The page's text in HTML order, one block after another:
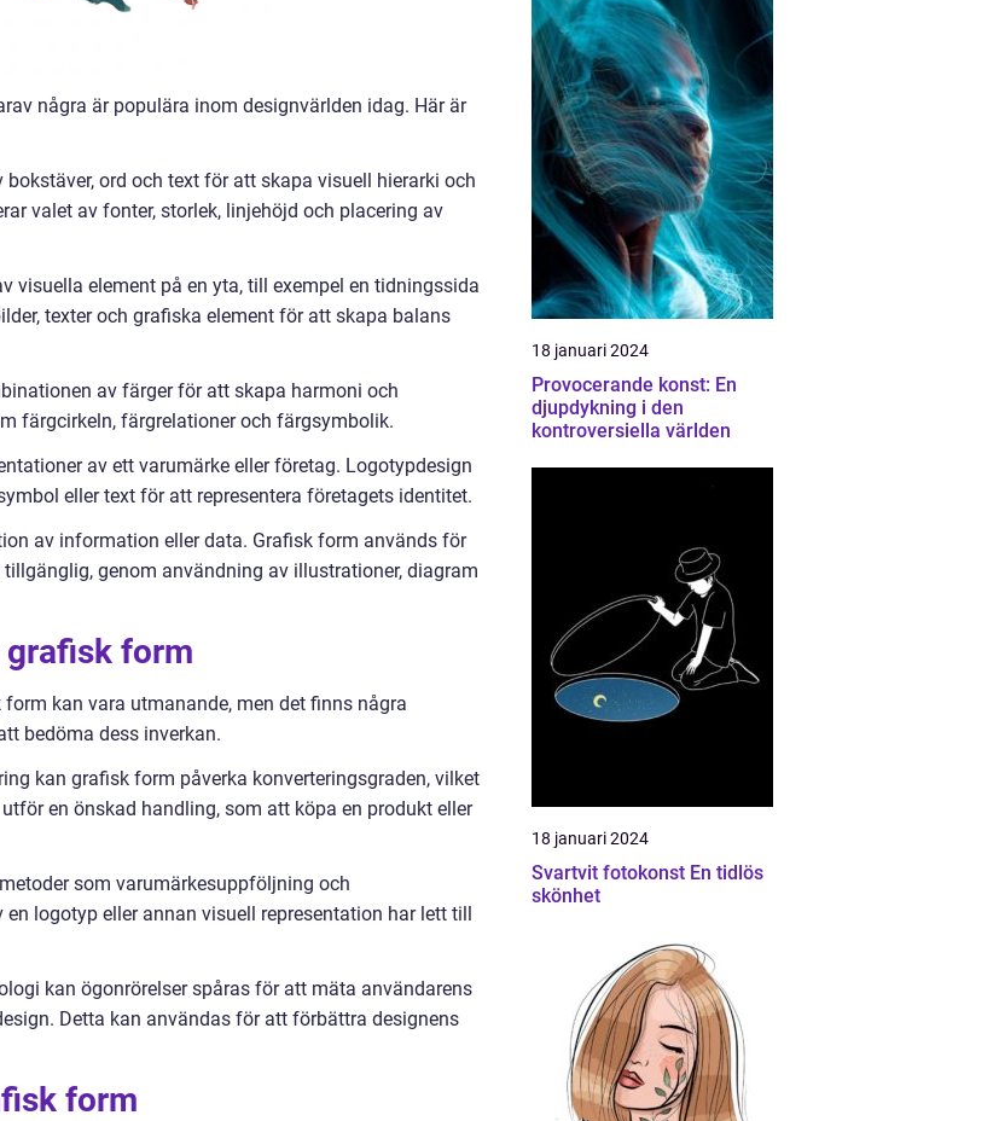
några är populära inom designvärlden idag. Här är
ord och text för att skapa visuell hierarki och
valet av fonter, storlek, linjehöjd och placering av
visuella element på en yta, till exempel en tidningssida
texter och grafiska element för att skapa balans
av färger för att skapa harmoni och
färgcirkeln, färgrelationer och färgsymbolik.
av ett varumärke eller företag. Logotypdesign
eller text för att representera företagets identitet.
av information eller data. Grafisk form används för
genom användning av illustrationer, diagram
grafisk form
kan vara utmanande, men det finns några
bedöma dess inverkan.
kan grafisk form påverka konverteringsgraden, vilket
en önskad handling, som att köpa en produkt eller
som varumärkesuppföljning och
logotyp eller annan visuell representation har lett till
kan ögonrörelser spåras för att mäta användarens
Detta kan användas för att förbättra designens
form
18 januari 2024
Provocerande konst: En
djupdykning i den
kontroversiella världen
18 januari 2024
Svartvit fotokonst En tidlös
skönhet